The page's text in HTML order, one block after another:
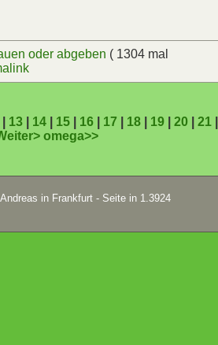
oder abgeben ( 1304 mal
13 14 15 16 17 18 19 |20 |21
omega>>
in Frankfurt - Seite in 1.3924